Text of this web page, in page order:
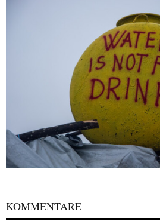
KOMMENTARE